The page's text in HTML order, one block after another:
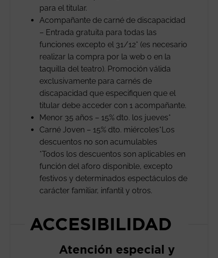
para el titular.
Acompañante de carné de discapacidad
– Entrada gratuita para todas las
funciones excepto el 31/12* (es necesario
realizar la compra por la web o en la
taquilla del teatro). Promoción válida
exclusivamente para carnés de
discapacidad que especifiquen que el
titular debe acceder con 1 acompañante.
Menor 35 años – 15% dto. los jueves*
Carné Joven – 15% dto. miércoles*Los
descuentos no son acumulables
*Todos los descuentos son aplicables en
función del aforo disponible, excepto
festivos y determinados espectáculos de
carácter familiar, infantil y otros.
ACCESIBILIDAD
Atención especial y